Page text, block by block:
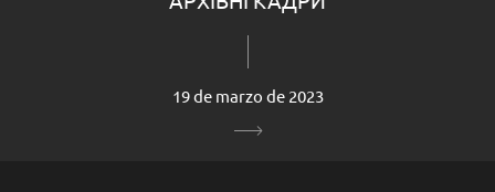
19 de marzo de 2023